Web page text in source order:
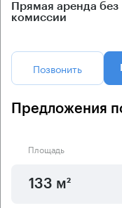
Прямая аренда без
комиссии
Позвонить
Предложения
Площадь
133 м²